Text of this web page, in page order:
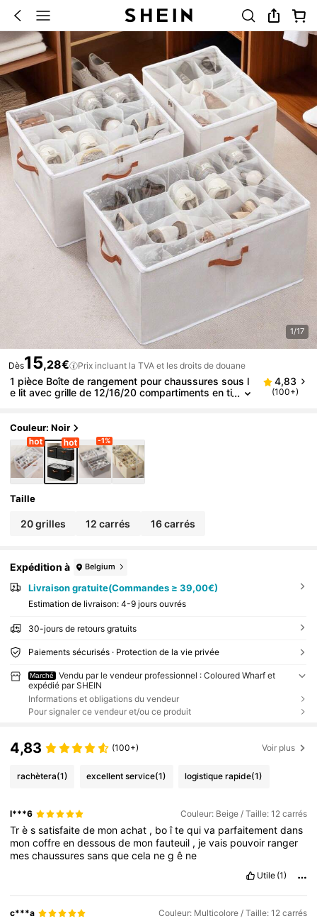
1/17
Dès15,28€ Prix incluant la TVA et les droits de douane
1 pièce Boîte de rangement pour chaussures sous l
e lit avec grille de 12/16/20 compartiments en ti
a maison
4,83
(100+)
Couleur: Noir
-1%
Taille
20 grilles 12 carrés 16 carrés
Expédition à Belgium
Livraison gratuite(Commandes ≥ 39,00€)
Estimation de livraison: 4-9 jours ouvrés
30-jours de retours gratuits
Paiements sécurisés · Protection de la vie privée
Marché
Vendu par le vendeur professionnel : Coloured Wharf et
expédié par SHEIN
Informations et obligations du vendeur
Pour signaler ce vendeur et/ou ce produit
4,83 (100+) Voir plus
rachètera(1) excellent service(1) logistique rapide(1)
l***6 Couleur: Beige / Taille: 12 carrés
Trèssatisfaitede monachat , boîtequiva parfaitementdans
moncoffreendessousde monfauteuil , jevais pouvoir ranger
meschaussuressansquecela negê ne
Utile (1)
c***a Couleur: Multicolore / Taille: 12 carrés